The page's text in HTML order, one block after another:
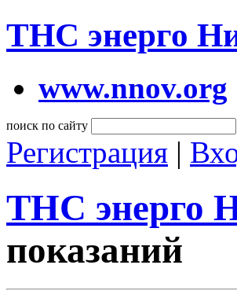
ТНС энерго
www.nnov.org
поиск по сайту
Регистрация |
ТНС энерго
показаний